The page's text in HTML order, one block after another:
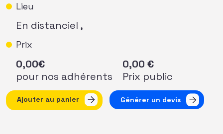
Lieu
En distanciel ,
Prix
0,00€
pour nos adhérents
0,00 €
Prix public
quantité de Webinaire Osez l'international #4 : Enjeux
Ajouter au panier Générer un devis